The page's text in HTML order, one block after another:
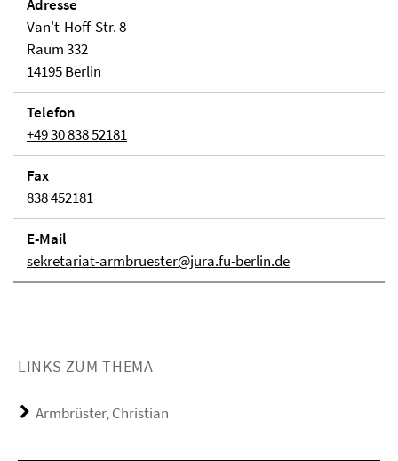
Adresse
Van't-Hoff-Str. 8
Raum 332
14195 Berlin
Telefon
+49 30 838 52181
Fax
838 452181
E-Mail
sekretariat-armbruester@jura.fu-berlin.de
LINKS ZUM THEMA
Armbrüster, Christian